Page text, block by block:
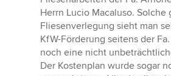
Herrn Lucio Macaluso.
Fliesenverlegung sieht man
KfW-Förderung seitens der
noch eine nicht
Der Kostenplan wurde sogar